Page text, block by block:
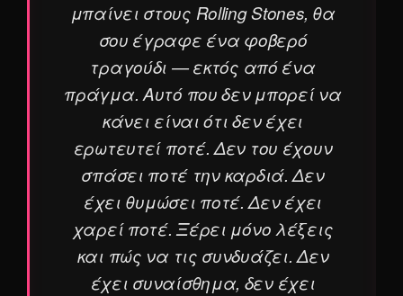
μπαίνει στους Rolling Stones, θα
σου έγραφε ένα φοβερό
τραγούδι — εκτός από ένα
πράγμα. Αυτό που δεν μπορεί να
κάνει είναι ότι δεν έχει
ερωτευτεί ποτέ. Δεν του έχουν
σπάσει ποτέ την καρδιά. Δεν
έχει θυμώσει ποτέ. Δεν έχει
χαρεί ποτέ. Ξέρει μόνο λέξεις
και πώς να τις συνδυάζει. Δεν
έχει συναίσθημα, δεν έχει